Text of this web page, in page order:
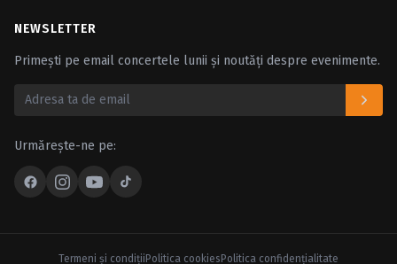
NEWSLETTER
Primești pe email concertele lunii și noutăți despre evenimente.
Urmărește-ne pe:
Termeni şi condiţii Politica cookies Politica confidenţialitate